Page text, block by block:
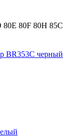
80E 80F 80H 85C
BR353C черный